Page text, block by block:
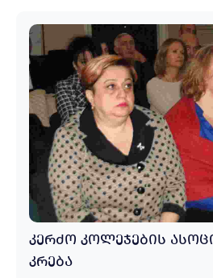
ᲙᲔᲠᲫᲝ ᲙᲝᲚᲔᲯᲔᲑᲘᲡ
ᲙᲠᲔᲑᲐ